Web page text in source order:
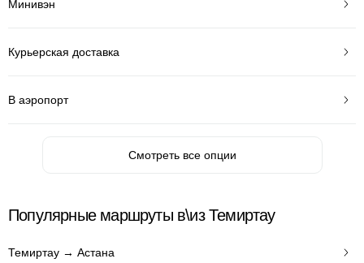
Минивэн
Курьерская доставка
В аэропорт
Смотреть все опции
Популярные маршруты в\из Темиртау
Темиртау → Астана